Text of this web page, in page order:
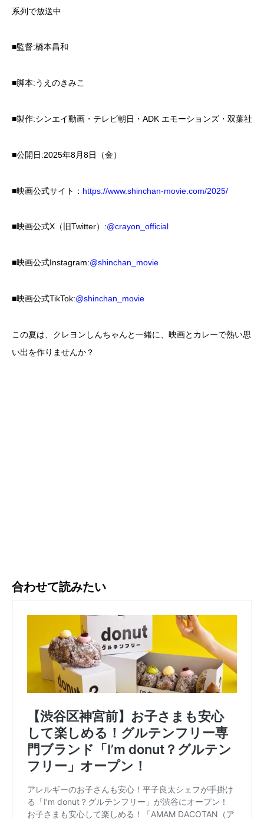
系列で放送中
■監督:橋本昌和
■脚本:うえのきみこ
■製作:シンエイ動画・テレビ朝日・ADK エモーションズ・双葉社
■公開日:2025年8月8日（金）
■映画公式サイト： https://www.shinchan-movie.com/2025/
■映画公式X（旧Twitter）:@crayon_official
■映画公式Instagram:@shinchan_movie
■映画公式TikTok:@shinchan_movie
この夏は、クレヨンしんちゃんと一緒に、映画とカレーで熱い思
い出を作りませんか？
合わせて読みたい